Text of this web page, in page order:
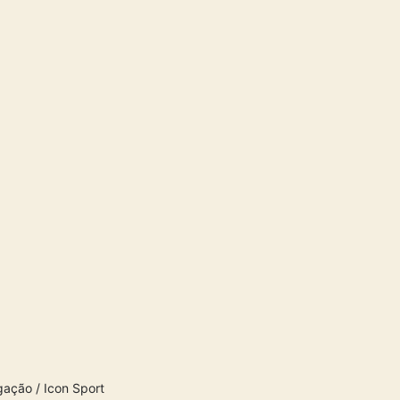
/ Icon Sport